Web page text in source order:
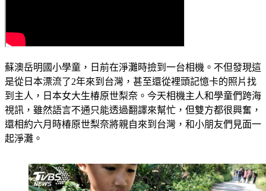
蘇澳岳明國小學童，日前在淨灘時撿到一台相機。不但發現這
是從日本漂流了2年來到台灣，甚至還從裡頭記憶卡的照片找
到主人，日本女大生椿原世梨奈。今天相機主人和學童們跨海
視訊，雖然語言不通只能透過翻譯來幫忙，但雙方都很興奮，
還相約六月時椿原世梨奈將親自來到台灣，和小朋友們見面一